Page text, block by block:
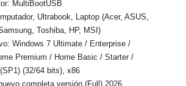
MultiBootUSB
Ultrabook, Laptop (Acer, ASUS,
Toshiba, HP, MSI)
Windows 7 Ultimate / Enterprise /
Premium / Home Basic / Starter /
(32/64 bits), x86
completa versión (Full) 2026